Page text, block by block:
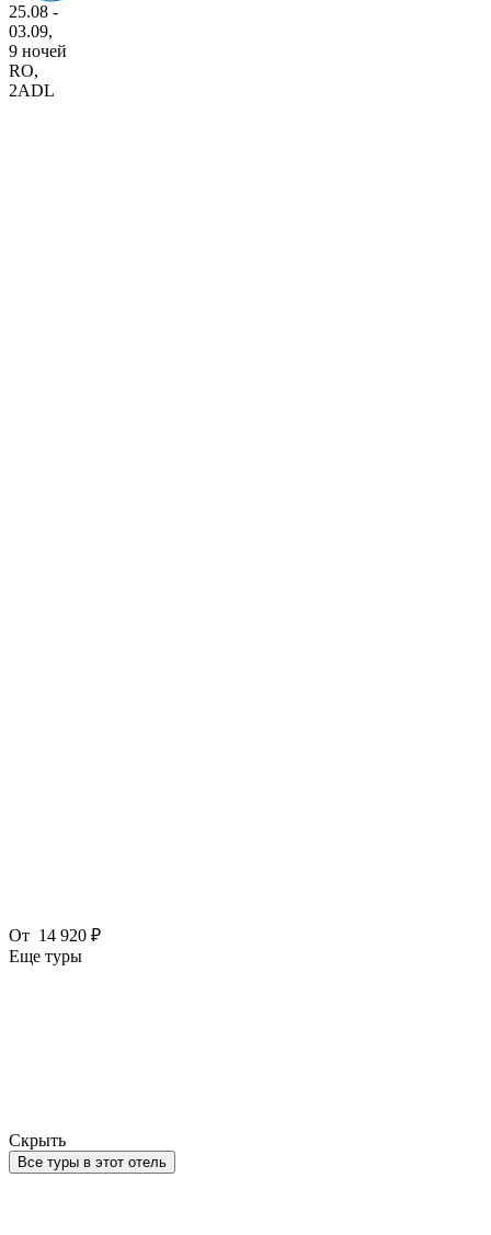
25.08 -
03.09,
9 ночей
RO,
2ADL
От 14 920 ₽
Еще туры
Скрыть
Все туры в этот отель